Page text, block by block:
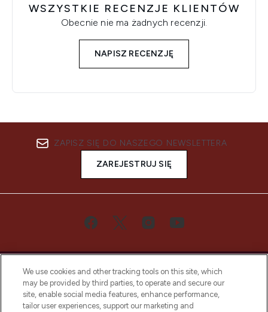
WSZYSTKIE RECENZJE KLIENTÓW
Obecnie nie ma żadnych recenzji.
NAPISZ RECENZJĘ
ZAPISZ SIĘ DO NASZEGO NEWSLETTERA
ZAREJESTRUJ SIĘ
Bądź pierwszą osobą, która dowie się o
We use cookies and other tracking tools on this site, which
may be provided by third parties, to operate and secure our
site, enable social media features, enhance performance,
tailor user experiences, support our marketing and